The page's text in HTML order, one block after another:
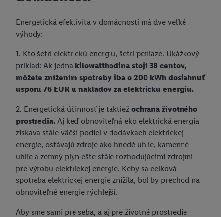
Energetická efektivita v domácnosti má dve veľké
výhody:
1. Kto šetrí elektrickú energiu, šetrí peniaze. Ukážkový
príklad: Ak jedna kilowatthodina stojí 38 centov,
môžete znížením spotreby iba o 200 kWh dosiahnuť
úsporu 76 EUR u nákladov za elektrickú energiu.
2. Energetická účinnosť je taktiež ochrana životného
prostredia. Aj keď obnoviteľná eko elektrická energia
získava stále väčší podiel v dodávkach elektrickej
energie, ostávajú zdroje ako hnedé uhlie, kamenné
uhlie a zemný plyn ešte stále rozhodujúcimi zdrojmi
pre výrobu elektrickej energie. Keby sa celková
spotreba elektrickej energie znížila, bol by prechod na
obnoviteľné energie rýchlejší.
Aby sme sami pre seba, a aj pre životné prostredie